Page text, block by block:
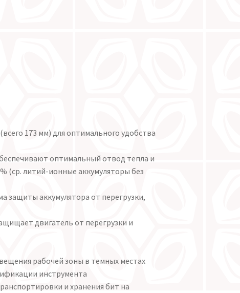
173 мм) для оптимального удобства
оптимальный отвод тепла и
(ср. литий-ионные аккумуляторы без
защиты аккумулятора от перегрузки,
двигатель от перегрузки и
рабочей зоны в темных местах
инструмента
и хранения бит на